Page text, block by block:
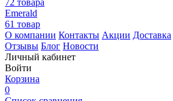
72 товара
Emerald
61 товар
О компании Контакты Акции Доставка
Отзывы Блог Новости
Личный кабинет
Войти
Корзина
0